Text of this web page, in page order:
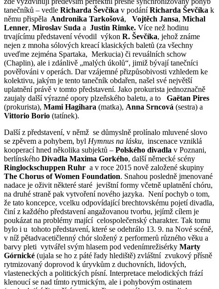
tanečníků – vedle Richarda Ševčíka v podáníRicharda Ševčíka k
němu přispěla Andronika Tarkošová, Vojtěch Jansa, Michal
Lenner, Miroslav Suda a Justin Rimke. Více než hodinu
trvajícímu představení vévodil výkon R. Ševčíka, jehož známe
nejen z mnoha sólových kreací klasických baletů (za všechny
uveďme zejména Spartaka, Merkucia) či revuálních schow
(Chaplin), ale i zdánlivě „malých úkolů“, jimiž bývají tanečníci
pověřováni v operách. Dar vzájemné přizpůsobivosti vzhledem ke
kolektivu, jakým je tento tanečník obdařen, našel své největší
uplatnění právě v tomto představení. Jako prokurista jednoznačně
zaujaly další výrazné opory plzeňského baletu, a to Gaëtan Pires
(prokurista), Mami Hagihara (matka), Anna Srncová (sestra) a
Vittorio Borio (tatínek).
Další z představení, v němž se důmyslně prolínalo mluvené slovo
se zpěvem a pohybem, byl Hymnus na lásku, inscenace vzniklá
kooperací hned několika subjektů – Polského divadla v Poznani,
berlínského Divadla Maxima Gorkého, další německé scény
Ringlockschuppen Ruhr a v roce 2015 nově založené skupiny
The Chorus of Women Foundation. Snahou posledně jmenované
nadace je oživit některé staré jevištní formy včetně uplatnění chóru,
na druhé straně pak vytvoření nového jazyka. Není pochyb o tom,
že tato koncepce, vcelku odpovídající brechtovskému pojetí divadla,
činí z každého představení angažovanou tvorbu, jejímž cílem je
poukázat na problémy mající celospolečenský charakter. Tak tomu
bylo i u tohoto představení, které se odehrálo 13. 9. na Nové scéně,
v níž pětadvacetičlenný chór složený z performerů různého věku a
barvy pleti vytvářel svým hlasem pod vedenímrežisérky Marty
Górnické (ujala se ho z páté řady hlediště) zvláštní zvukový přísně
rytmizovaný doprovod k úryvkům z duchovních, lidových,
vlasteneckých a politických písní. Interpretace melodických frází
klenoucí se nad tímto rytmickým, ale i pohybovým ostinatem